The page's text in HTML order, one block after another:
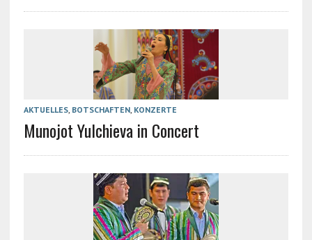
AKTUELLES, BOTSCHAFTEN, KONZERTE
Munojot Yulchieva in Concert